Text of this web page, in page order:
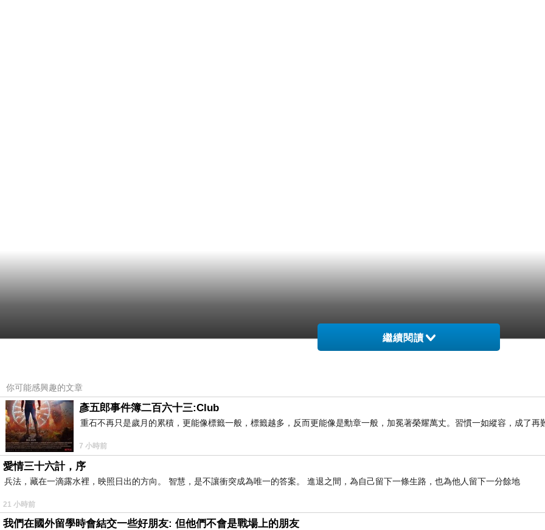
繼續閱讀
你可能感興趣的文章
彥五郎事件簿二百六十三:Club
重石不再只是歲月的累積，更能像標籤一般，標籤越多，反而更能像是勳章一般，加冕著榮耀萬丈。習慣一如縱容，成了再
7 小時前
愛情三十六計，序
兵法，藏在一滴露水裡，映照日出的方向。 智慧，是不讓衝突成為唯一的答案。 進退之間，為自己留下一條生路，也為他人留下一分餘地
21 小時前
我們在國外留學時會結交一些好朋友: 但他們不會是戰場上的朋友